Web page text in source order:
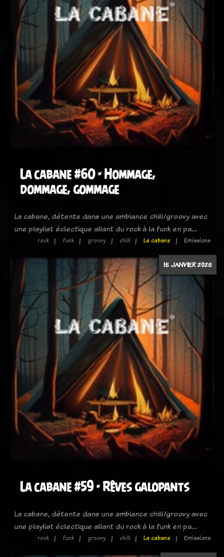
La cabane #60 - Hommage,
dommage, gommage
La cabane, détente dans une ambiance chill/groovy avec
une playlist éclectique allant du rock à la funk en pa…
rock funk groovy chill La cabane Emissions
15 JANVIER 2025
La cabane #59 - Rêves galopants
La cabane, détente dans une ambiance chill/groovy avec
une playlist éclectique allant du rock à la funk en pa…
rock funk groovy chill La cabane Emissions